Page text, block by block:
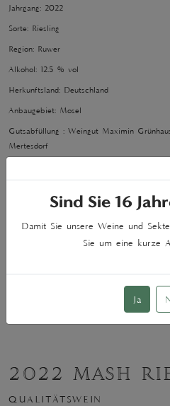
Sind Sie 16
Damit Sie unsere Weine und
Sie um eine kurze
Ja
Jahrgang: 2022
Sorte: Riesling
Region: Ruwer
Alkohol: 12.5 % vol
Herkunftsland: Deutschland
Anbaugebiet: Mosel
Gutsabfüllung : Weingut Maximin
Mertesdorf
100 ml enthalten durchschnittlich:
Kohlenhydrate:
Trauben, Saccharose
2022 MASH
QUALITÄTSWEIN